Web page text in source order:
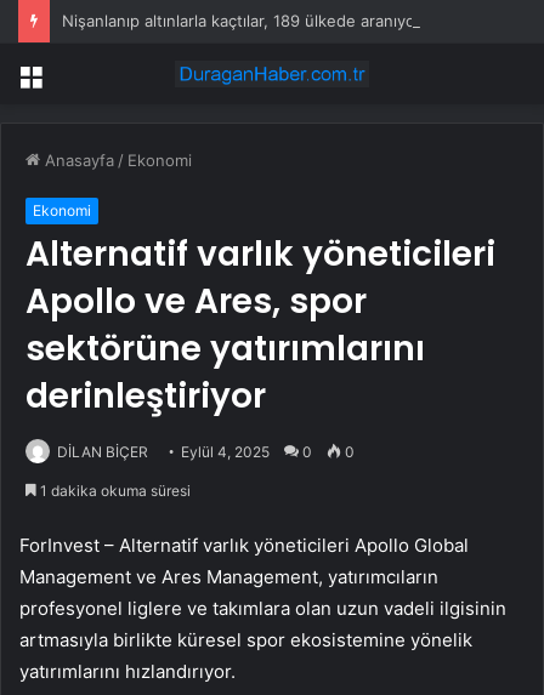
Nişanlanıp altınlarla kaçtılar, 189 ülkede aranıyorlar
Menü
Anasayfa / Ekonomi
Ekonomi
Alternatif varlık yöneticileri
Apollo ve Ares, spor
sektörüne yatırımlarını
derinleştiriyor
DİLAN BİÇER Eylül 4, 2025 0 0
1 dakika okuma süresi
ForInvest – Alternatif varlık yöneticileri Apollo Global
Management ve Ares Management, yatırımcıların
profesyonel liglere ve takımlara olan uzun vadeli ilgisinin
artmasıyla birlikte küresel spor ekosistemine yönelik
yatırımlarını hızlandırıyor.